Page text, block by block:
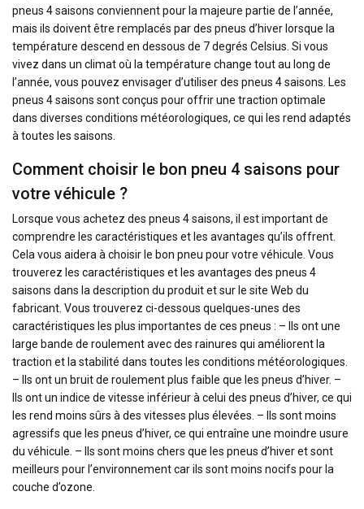
pneus 4 saisons conviennent pour la majeure partie de l’année,
mais ils doivent être remplacés par des pneus d’hiver lorsque la
température descend en dessous de 7 degrés Celsius. Si vous
vivez dans un climat où la température change tout au long de
l’année, vous pouvez envisager d’utiliser des pneus 4 saisons. Les
pneus 4 saisons sont conçus pour offrir une traction optimale
dans diverses conditions météorologiques, ce qui les rend adaptés
à toutes les saisons.
Comment choisir le bon pneu 4 saisons pour
votre véhicule ?
Lorsque vous achetez des pneus 4 saisons, il est important de
comprendre les caractéristiques et les avantages qu’ils offrent.
Cela vous aidera à choisir le bon pneu pour votre véhicule. Vous
trouverez les caractéristiques et les avantages des pneus 4
saisons dans la description du produit et sur le site Web du
fabricant. Vous trouverez ci-dessous quelques-unes des
caractéristiques les plus importantes de ces pneus : – Ils ont une
large bande de roulement avec des rainures qui améliorent la
traction et la stabilité dans toutes les conditions météorologiques.
– Ils ont un bruit de roulement plus faible que les pneus d’hiver. –
Ils ont un indice de vitesse inférieur à celui des pneus d’hiver, ce qui
les rend moins sûrs à des vitesses plus élevées. – Ils sont moins
agressifs que les pneus d’hiver, ce qui entraîne une moindre usure
du véhicule. – Ils sont moins chers que les pneus d’hiver et sont
meilleurs pour l’environnement car ils sont moins nocifs pour la
couche d’ozone.